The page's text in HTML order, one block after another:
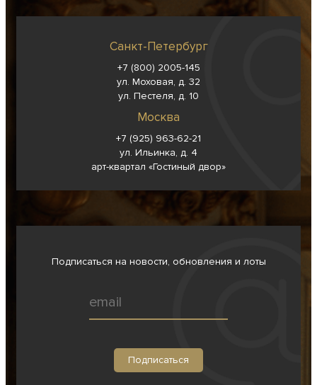
Санкт-Петербург
+7 (800) 2005-145
ул. Моховая, д. 32
ул. Пестеля, д. 10
Москва
+7 (925) 963-62-21
ул. Ильинка, д. 4
арт-квартал «Гостиный двор»
Подписаться на новости, обновления и лоты